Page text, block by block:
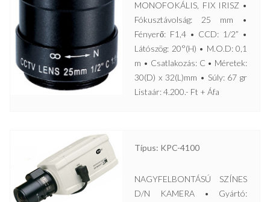
MONOFOKÁLIS, FIX IRISZ •
Fókusztávolság: 25 mm •
Fényerő: F1,4 • CCD: 1/2” •
Látószög: 20°(H) • M.O.D: 0,1
m • Csatlakozás: C • Méretek:
30(D) x 32(L)mm • Súly: 67 gr
Listaár: 4.200.- Ft + Áfa
Típus: KPC-4100
NAGYFELBONTÁSÚ SZÍNES
D/N KAMERA • Gyártó: